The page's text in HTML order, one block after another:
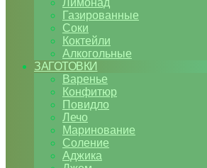
Лимонад
Газированные
Соки
Коктейли
Алкогольные
ЗАГОТОВКИ
Варенье
Конфитюр
Повидло
Лечо
Маринование
Соление
Аджика